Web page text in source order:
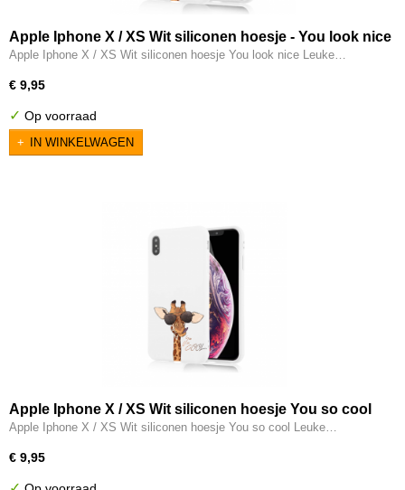
Apple Iphone X / XS Wit siliconen hoesje - You look nice
Apple Iphone X / XS Wit siliconen hoesje You look nice Leuke…
€ 9,95
✓ Op voorraad
IN WINKELWAGEN
Apple Iphone X / XS Wit siliconen hoesje You so cool
Apple Iphone X / XS Wit siliconen hoesje You so cool Leuke…
€ 9,95